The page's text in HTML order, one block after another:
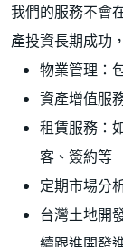
我們的服務不會
產投資長期成功
物業管理：
資產增值服
租賃服務：
客、簽約等
定期市場分
台灣土地開